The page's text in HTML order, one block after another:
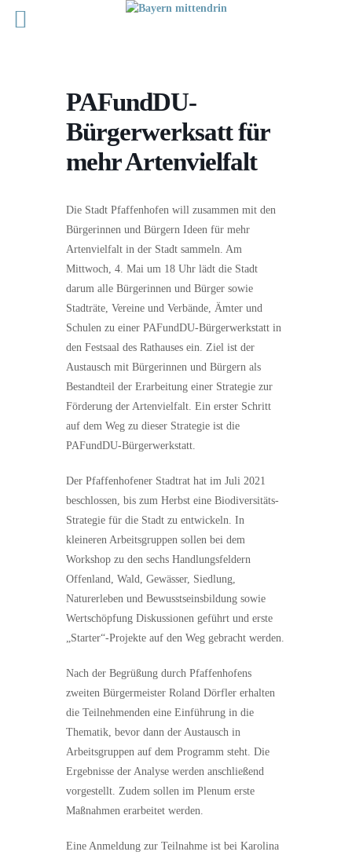
PAFundDU-
Bürgerwerksatt für
mehr Artenvielfalt
Die Stadt Pfaffenhofen will zusammen mit den
Bürgerinnen und Bürgern Ideen für mehr
Artenvielfalt in der Stadt sammeln. Am
Mittwoch, 4. Mai um 18 Uhr lädt die Stadt
darum alle Bürgerinnen und Bürger sowie
Stadträte, Vereine und Verbände, Ämter und
Schulen zu einer PAFundDU-Bürgerwerkstatt in
den Festsaal des Rathauses ein. Ziel ist der
Austausch mit Bürgerinnen und Bürgern als
Bestandteil der Erarbeitung einer Strategie zur
Förderung der Artenvielfalt. Ein erster Schritt
auf dem Weg zu dieser Strategie ist die
PAFundDU-Bürgerwerkstatt.
Der Pfaffenhofener Stadtrat hat im Juli 2021
beschlossen, bis zum Herbst eine Biodiversitäts-
Strategie für die Stadt zu entwickeln. In
kleineren Arbeitsgruppen sollen bei dem
Workshop zu den sechs Handlungsfeldern
Offenland, Wald, Gewässer, Siedlung,
Naturerleben und Bewusstseinsbildung sowie
Wertschöpfung Diskussionen geführt und erste
„Starter“-Projekte auf den Weg gebracht werden.
Nach der Begrüßung durch Pfaffenhofens
zweiten Bürgermeister Roland Dörfler erhalten
die Teilnehmenden eine Einführung in die
Thematik, bevor dann der Austausch in
Arbeitsgruppen auf dem Programm steht. Die
Ergebnisse der Analyse werden anschließend
vorgestellt. Zudem sollen im Plenum erste
Maßnahmen erarbeitet werden.
Eine Anmeldung zur Teilnahme ist bei Karolina